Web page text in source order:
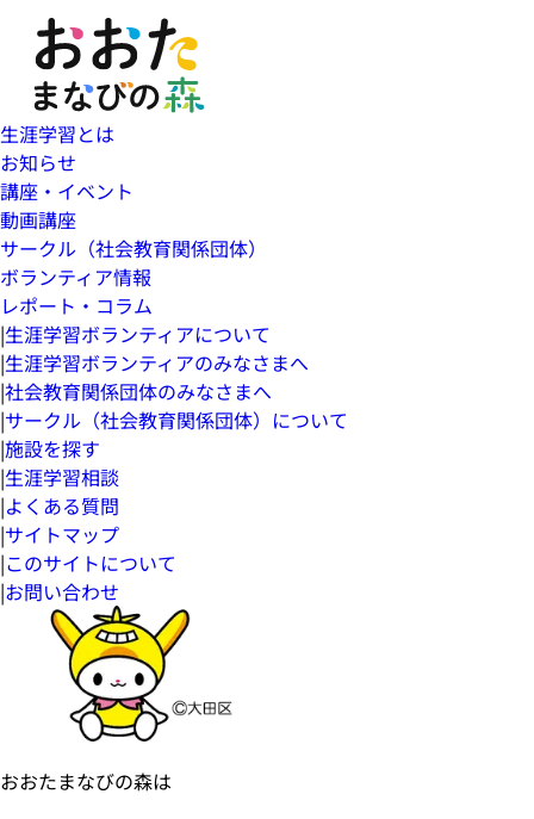
生涯学習とは
お知らせ
講座・イベント
動画講座
サークル（社会教育関係団体）
ボランティア情報
レポート・コラム
|生涯学習ボランティアについて
|生涯学習ボランティアのみなさまへ
|社会教育関係団体のみなさまへ
|サークル（社会教育関係団体）について
|施設を探す
|生涯学習相談
|よくある質問
|サイトマップ
|このサイトについて
|お問い合わせ
おおたまなびの森は